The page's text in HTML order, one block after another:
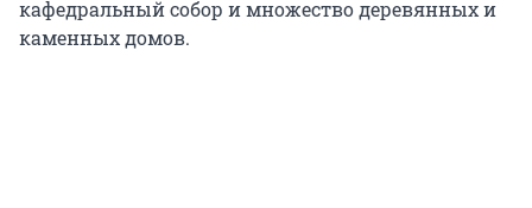
кафедральный собор и множество деревянных и
каменных домов.